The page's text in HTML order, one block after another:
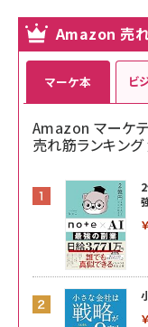
Amazon 売
マーケ本
Amazon マーケ
売れ筋ランキング
ビ